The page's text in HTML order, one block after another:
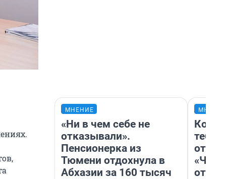
МНЕНИЕ
«Ни в чем себе не
отказывали».
Пенсионерка из
Тюмени отдохнула в
Абхазии за 160 тысяч
тебя